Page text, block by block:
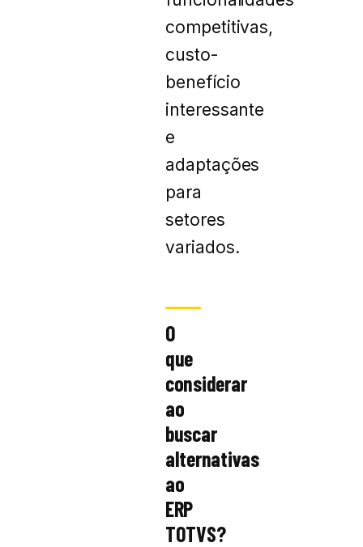
competitivas,
custo-
benefício
interessante
e
adaptações
para
setores
variados.
O
que
considerar
ao
buscar
alternativas
ao
ERP
TOTVS?